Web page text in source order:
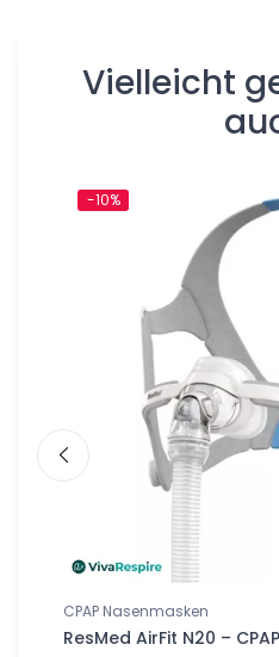
Vielleicht
-10%
CPAP Nasenmasken
ResMed AirFit N20 –